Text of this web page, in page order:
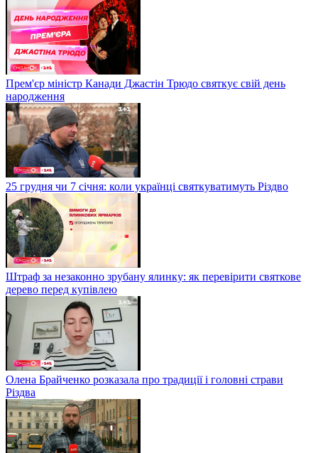
Прем'єр міністр Канади Джастін Трюдо святкує свій день
народження
25 грудня чи 7 січня: коли українці святкуватимуть Різдво
Штраф за незаконно зрубану ялинку: як перевірити святкове
дерево перед купівлею
Олена Брайченко розказала про традиції і головні страви
Різдва